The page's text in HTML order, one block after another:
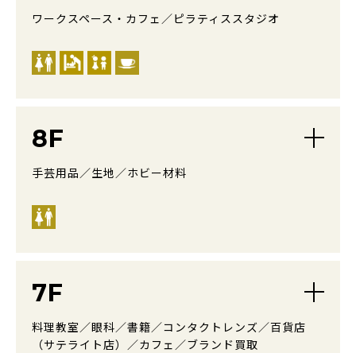
ワークスペース・カフェ／ピラティススタジオ
8F
手芸用品／生地／ホビー材料
7F
料理教室／眼科／書籍／コンタクトレンズ／百貨店
（サテライト店）／カフェ／ブランド買取